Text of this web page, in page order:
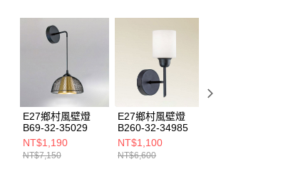
E27鄉村風壁燈
B69-32-35029
NT$1,190
NT$7,150
E27鄉村風壁燈
B260-32-34985
NT$1,100
NT$6,600